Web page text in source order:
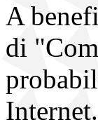
A
di
Internet.